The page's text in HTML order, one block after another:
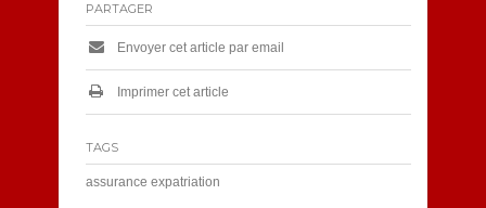
PARTAGER
Envoyer cet article par email
Imprimer cet article
TAGS
assurance expatriation